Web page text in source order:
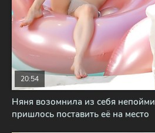
Няня возомнила из себя непойми
пришлось поставить её на место
20:54